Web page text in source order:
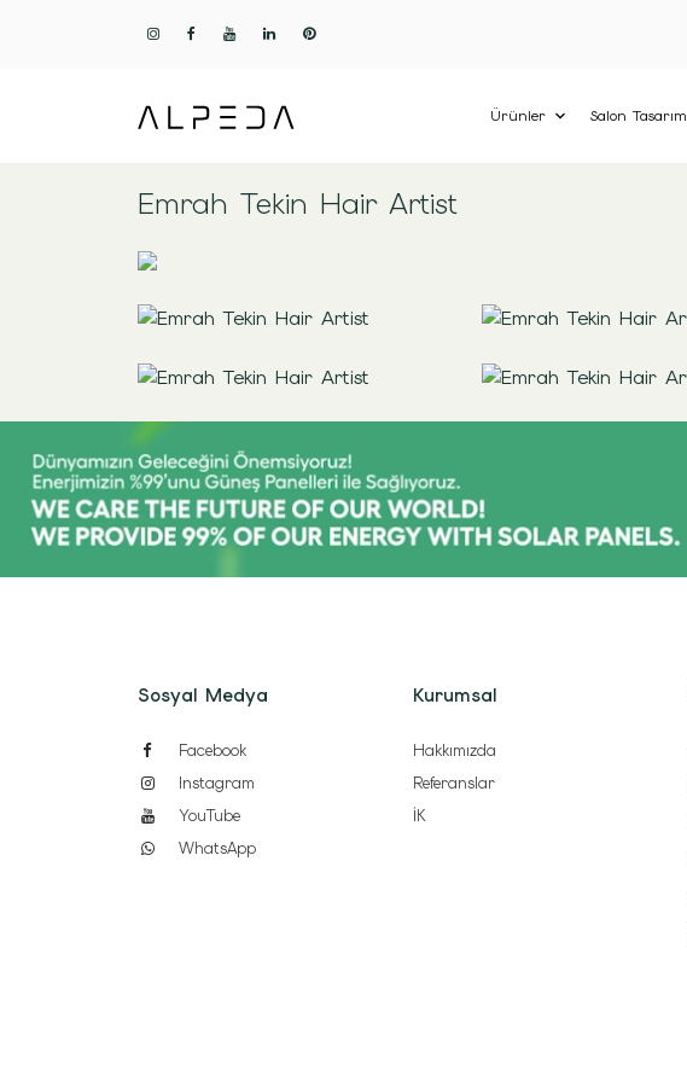
Ürünler Salon Tasarım
Emrah Tekin Hair Artist
Sosyal Medya
Facebook
Instagram
YouTube
WhatsApp
Kurumsal
Hakkımızda
Referanslar
İK